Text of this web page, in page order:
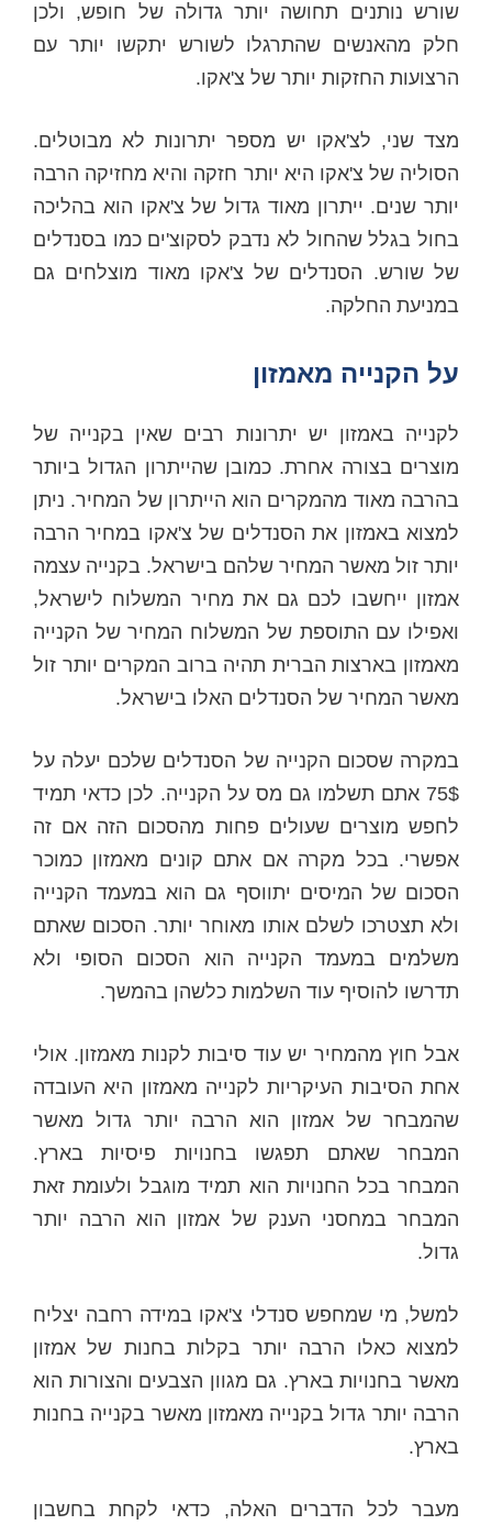
שורש נותנים תחושה יותר גדולה של חופש, ולכן
חלק מהאנשים שהתרגלו לשורש יתקשו יותר עם
הרצועות החזקות יותר של צ'אקו.
מצד שני, לצ'אקו יש מספר יתרונות לא מבוטלים.
הסוליה של צ'אקו היא יותר חזקה והיא מחזיקה הרבה
יותר שנים. ייתרון מאוד גדול של צ'אקו הוא בהליכה
בחול בגלל שהחול לא נדבק לסקוצ'ים כמו בסנדלים
של שורש. הסנדלים של צ'אקו מאוד מוצלחים גם
במניעת החלקה.
על הקנייה מאמזון
לקנייה באמזון יש יתרונות רבים שאין בקנייה של
מוצרים בצורה אחרת. כמובן שהייתרון הגדול ביותר
בהרבה מאוד מהמקרים הוא הייתרון של המחיר. ניתן
למצוא באמזון את הסנדלים של צ'אקו במחיר הרבה
יותר זול מאשר המחיר שלהם בישראל. בקנייה עצמה
אמזון ייחשבו לכם גם את מחיר המשלוח לישראל,
ואפילו עם התוספת של המשלוח המחיר של הקנייה
מאמזון בארצות הברית תהיה ברוב המקרים יותר זול
מאשר המחיר של הסנדלים האלו בישראל.
במקרה שסכום הקנייה של הסנדלים שלכם יעלה על
75$ אתם תשלמו גם מס על הקנייה. לכן כדאי תמיד
לחפש מוצרים שעולים פחות מהסכום הזה אם זה
אפשרי. בכל מקרה אם אתם קונים מאמזון כמוכר
הסכום של המיסים יתווסף גם הוא במעמד הקנייה
ולא תצטרכו לשלם אותו מאוחר יותר. הסכום שאתם
משלמים במעמד הקנייה הוא הסכום הסופי ולא
תדרשו להוסיף עוד השלמות כלשהן בהמשך.
אבל חוץ מהמחיר יש עוד סיבות לקנות מאמזון. אולי
אחת הסיבות העיקריות לקנייה מאמזון היא העובדה
שהמבחר של אמזון הוא הרבה יותר גדול מאשר
המבחר שאתם תפגשו בחנויות פיסיות בארץ.
המבחר בכל החנויות הוא תמיד מוגבל ולעומת זאת
המבחר במחסני הענק של אמזון הוא הרבה יותר
גדול.
למשל, מי שמחפש סנדלי צ'אקו במידה רחבה יצליח
למצוא כאלו הרבה יותר בקלות בחנות של אמזון
מאשר בחנויות בארץ. גם מגוון הצבעים והצורות הוא
הרבה יותר גדול בקנייה מאמזון מאשר בקנייה בחנות
בארץ.
מעבר לכל הדברים האלה, כדאי לקחת בחשבון